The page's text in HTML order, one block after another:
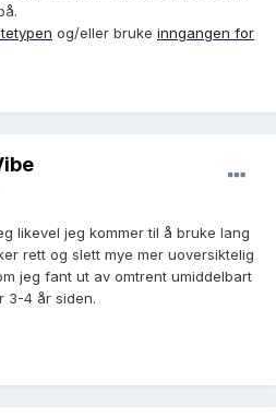
og/eller bruke inngangen for
likevel jeg kommer til å bruke lang
rett og slett mye mer uoversiktelig
jeg fant ut av omtrent umiddelbart
3-4 år siden.